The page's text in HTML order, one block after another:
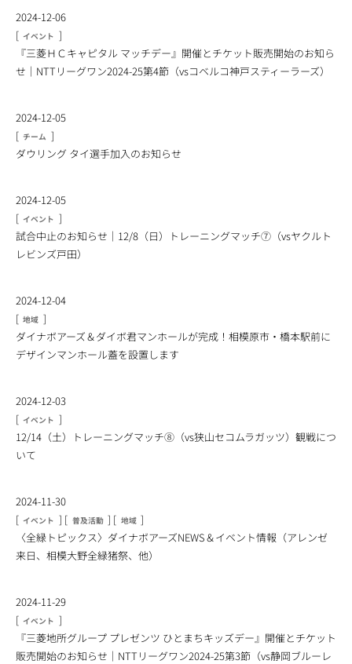
2024-12-06
[ イベント ]
『三菱ＨＣキャピタル マッチデー』開催とチケット販売開始のお知ら
せ｜NTTリーグワン2024-25第4節（vsコベルコ神戸スティーラーズ）
2024-12-05
[ チーム ]
ダウリング タイ選手加入のお知らせ
2024-12-05
[ イベント ]
試合中止のお知らせ｜12/8（日）トレーニングマッチ⑦（vsヤクルト
レビンズ戸田）
2024-12-04
[ 地域 ]
ダイナボアーズ＆ダイボ君マンホールが完成！相模原市・橋本駅前に
デザインマンホール蓋を設置します
2024-12-03
[ イベント ]
12/14（土）トレーニングマッチ⑧（vs狭山セコムラガッツ）観戦につ
いて
2024-11-30
[ イベント ] [ 普及活動 ] [ 地域 ]
〈全緑トピックス〉ダイナボアーズNEWS＆イベント情報（アレンゼ
来日、相模大野全緑猪祭、他）
2024-11-29
[ イベント ]
『三菱地所グループ プレゼンツ ひとまちキッズデー』開催とチケット
販売開始のお知らせ｜NTTリーグワン2024-25第3節（vs静岡ブルーレ